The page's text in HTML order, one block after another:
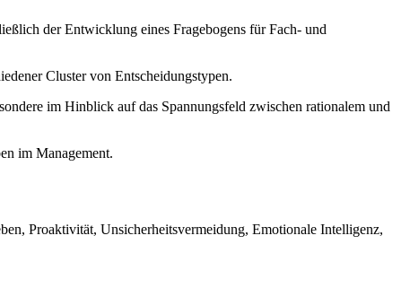
der Entwicklung eines Fragebogens für Fach- und
Cluster von Entscheidungstypen.
im Hinblick auf das Spannungsfeld zwischen rationalem und
im Management.
Proaktivität, Unsicherheitsvermeidung, Emotionale Intelligenz,